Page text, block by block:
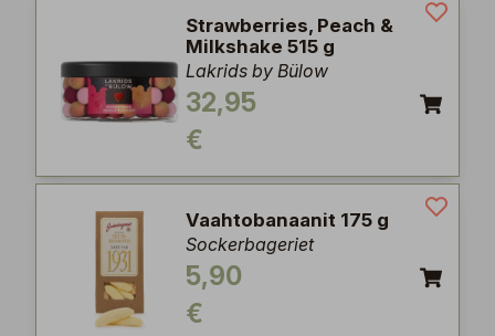
Strawberries, Peach &
Milkshake 515 g
Lakrids by Bülow
32,95
€
Vaahtobanaanit 175 g
Sockerbageriet
5,90
€